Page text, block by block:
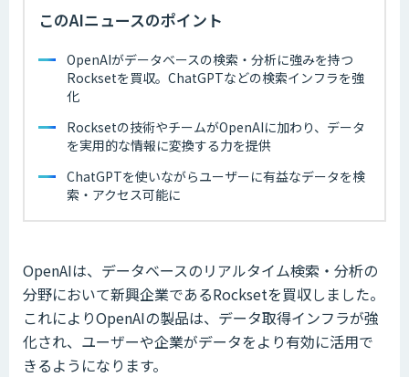
このAIニュースのポイント
OpenAIがデータベースの検索・分析に強みを持つ
Rocksetを買収。ChatGPTなどの検索インフラを強
化
Rocksetの技術やチームがOpenAIに加わり、データ
を実用的な情報に変換する力を提供
ChatGPTを使いながらユーザーに有益なデータを検
索・アクセス可能に
OpenAIは、データベースのリアルタイム検索・分析の
分野において新興企業であるRocksetを買収しました。
これによりOpenAIの製品は、データ取得インフラが強
化され、ユーザーや企業がデータをより有効に活用で
きるようになります。